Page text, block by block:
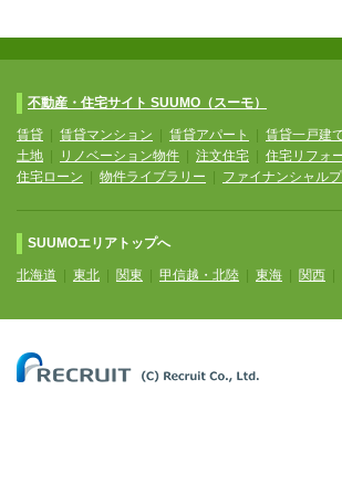
不動産・住宅サイト SUUMO（スーモ）
賃貸 賃貸マンション 賃貸アパート 賃貸一戸建
土地
リノベーション物件 注文住宅 住宅リフォ
住宅ローン
物件ライブラリー ファイナンシャル
SUUMOエリアトップへ
北海道 東北 関東 甲信越・北陸 東海 関西